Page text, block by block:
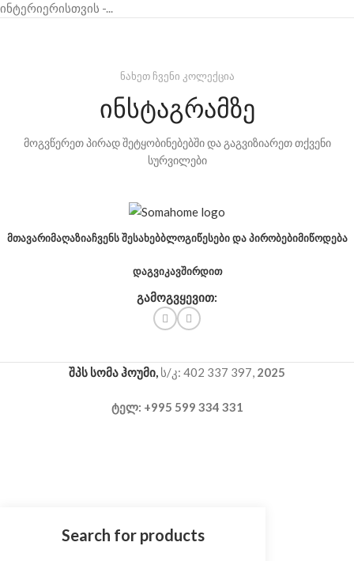
ინტერიერისთვის -...
ნახეთ ჩვენი კოლექცია
ინსტაგრამზე
მოგვწერეთ პირად შეტყობინებებში და გაგვიზიარეთ თქვენი
სურვილები
ᲛᲗᲐᲕᲐᲠᲘᲛᲐᲦᲐᲖᲘᲐᲩᲕᲔᲜᲡ ᲨᲔᲡᲐᲮᲔᲑᲑᲚᲝᲒᲘᲬᲔᲡᲔᲑᲘ ᲓᲐ ᲞᲘᲠᲝᲑᲔᲑᲘᲛᲘᲬᲝᲓᲔᲑᲐ
ᲓᲐᲒᲕᲘᲙᲐᲕᲨᲘᲠᲓᲘᲗ
გამოგვყევით:
შპს სომა ჰოუმი, ს/კ: 402 337 397, 2025
ტელ: +995 599 334 331